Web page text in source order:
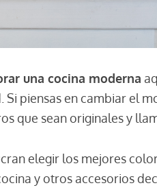
una cocina moderna
piensas en cambiar el
que sean originales y
elegir los mejores
y otros accesorios